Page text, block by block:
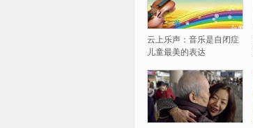
云上乐声：音乐是自闭症
儿童最美的表达